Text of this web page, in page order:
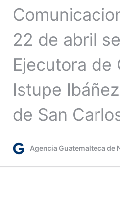
22 de abril
Ejecutora de
Istupe
de San
Agencia Guatemalteca de